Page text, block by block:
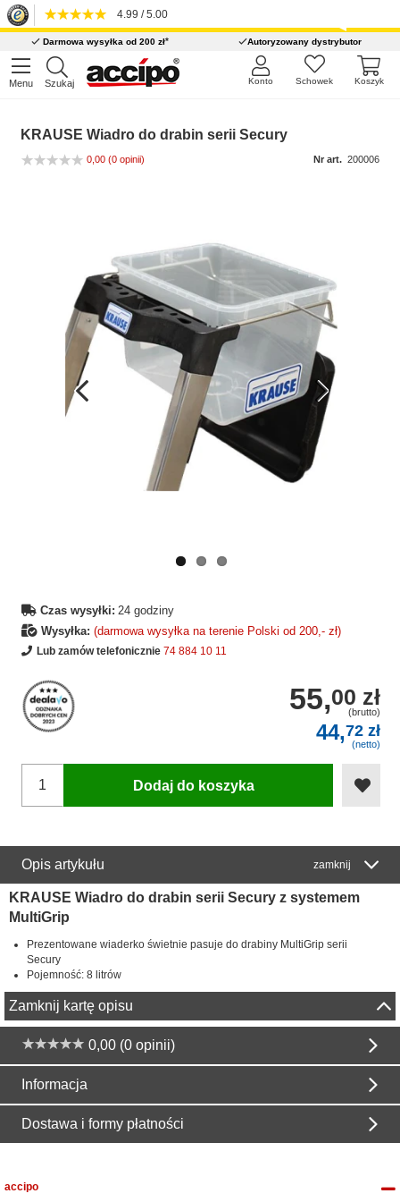
4.99 / 5.00
Darmowa wysyłka od 200 zł* Autoryzowany dystrybutor
Menu Szukaj Koszyk
Schowek
Konto
KRAUSE Wiadro do drabin serii Secury
0,00 (0 opinii) Nr art. 200006
Następne
strona
Czas wysyłki: 24 godziny
Wysyłka: (darmowa wysyłka na terenie Polski od 200,- zł)
Lub zamów telefonicznie 74 884 10 11
55,00 zł
(brutto)
44,72 zł
(netto)
Dodaj do koszyka
Opis artykułu zamknij
KRAUSE Wiadro do drabin serii Secury z systemem
MultiGrip
Prezentowane wiaderko świetnie pasuje do drabiny MultiGrip serii
Secury
Pojemność: 8 litrów
Zamknij kartę opisu
0,00 (0 opinii)
Informacja
Dostawa i formy płatności
accipo